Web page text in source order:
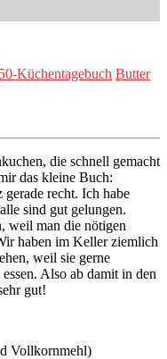
50-Küchentagebuch Butter
die schnell gemacht
das kleine Buch:
recht. Ich habe
sind gut gelungen.
weil man die nötigen
haben im Keller ziemlich
weil sie gerne
Also ab damit in den
gut!
Vollkornmehl)